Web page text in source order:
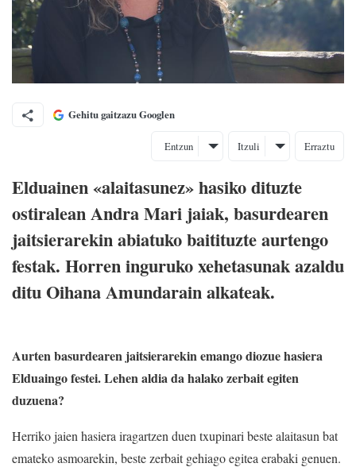
Gehitu gaitzazu Googlen
Entzun Itzuli Erraztu
Elduainen «alaitasunez» hasiko dituzte
ostiralean Andra Mari jaiak, basurdearen
jaitsierarekin abiatuko baitituzte aurtengo
festak. Horren inguruko xehetasunak azaldu
ditu Oihana Amundarain alkateak.
Aurten basurdearen jaitsierarekin emango diozue hasiera
Elduaingo festei. Lehen aldia da halako zerbait egiten
duzuena?
Herriko jaien hasiera iragartzen duen txupinari beste alaitasun bat
emateko asmoarekin, beste zerbait gehiago egitea erabaki genuen.